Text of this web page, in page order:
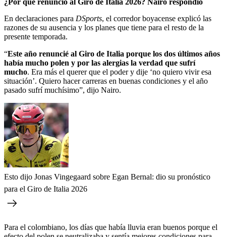
En declaraciones para DSports, el corredor boyacense explicó las
razones de su ausencia y los planes que tiene para el resto de la
presente temporada.
“Este año renuncié al Giro de Italia porque los dos últimos años
había mucho polen y por las alergias la verdad que sufrí
mucho. Era más el querer que el poder y dije ‘no quiero vivir esa
situación’. Quiero hacer carreras en buenas condiciones y el año
pasado sufrí muchísimo”, dijo Nairo.
Esto dijo Jonas Vingegaard sobre Egan Bernal: dio su pronóstico
para el Giro de Italia 2026
Para el colombiano, los días que había lluvia eran buenos porque el